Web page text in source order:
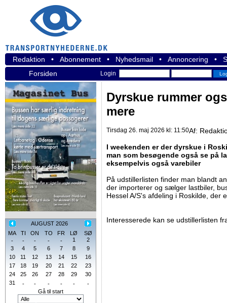
Redaktion • Abonnement • Nyhedsmail • Annoncering •
Forsiden
Login
AUGUST 2026
MA
TI ON TO FR LØ
SØ
-
- - - - 1
2
3
4 5 6 7 8
9
10
11 12 13 14 15
16
17
18 19 20 21 22
23
24
25 26 27 28 29
30
31
- - - - -
-
Gå til start
Dyrskue rummer
mere
Tirsdag 26. maj 2026 kl: 11:50Af:
I weekenden er der dyrskue i
man som besøgende også se på
eksempelvis også varebiler
På udstillerlisten finder man blandt
der importerer og sælger lastbiler,
Hessel A/S's afdeling i Roskilde, der
Interesserede kan se udstillerlisten